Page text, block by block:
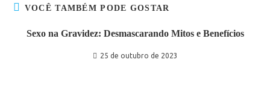
VOCÊ TAMBÉM PODE GOSTAR
Sexo na Gravidez: Desmascarando Mitos e Benefícios
25 de outubro de 2023